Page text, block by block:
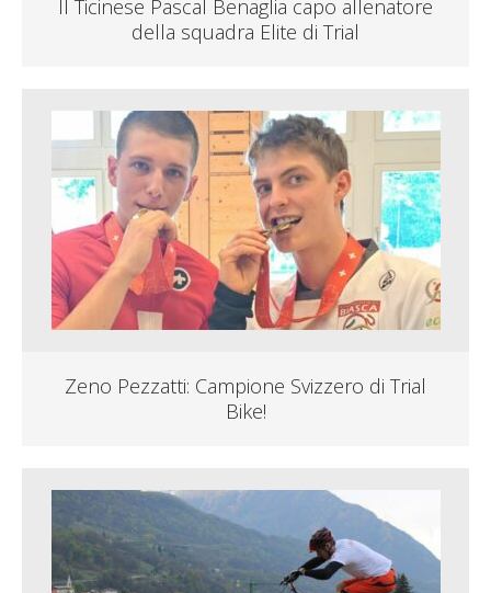
Il Ticinese Pascal Benaglia capo allenatore
della squadra Elite di Trial
Zeno Pezzatti: Campione Svizzero di Trial
Bike!